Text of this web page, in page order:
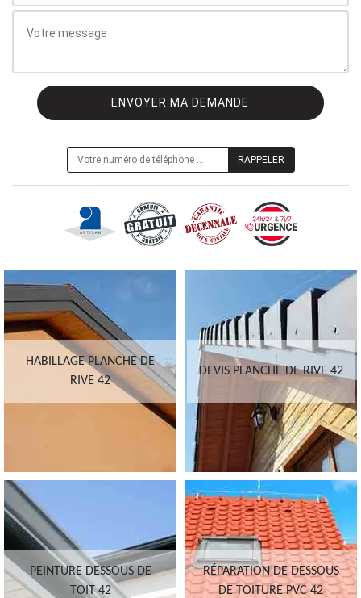
HABILLAGE PLANCHE DE
RIVE 42
DEVIS PLANCHE DE RIVE 42
PEINTURE DESSOUS DE
TOIT 42
RÉPARATION DE DESSOUS
DE TOITURE PVC 42